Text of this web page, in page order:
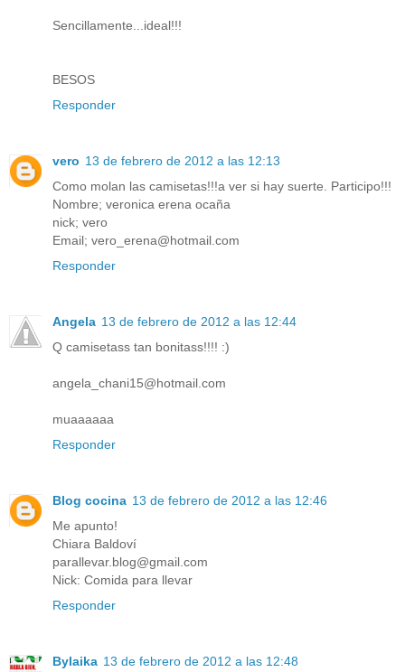
Sencillamente...ideal!!!
BESOS
Responder
vero 13 de febrero de 2012 a las 12:13
Como molan las camisetas!!!a ver si hay suerte. Participo!!!
Nombre; veronica erena ocaña
nick; vero
Email; vero_erena@hotmail.com
Responder
Angela 13 de febrero de 2012 a las 12:44
Q camisetass tan bonitass!!!! :)
angela_chani15@hotmail.com
muaaaaaa
Responder
Blog cocina 13 de febrero de 2012 a las 12:46
Me apunto!
Chiara Baldoví
parallevar.blog@gmail.com
Nick: Comida para llevar
Responder
Bylaika 13 de febrero de 2012 a las 12:48